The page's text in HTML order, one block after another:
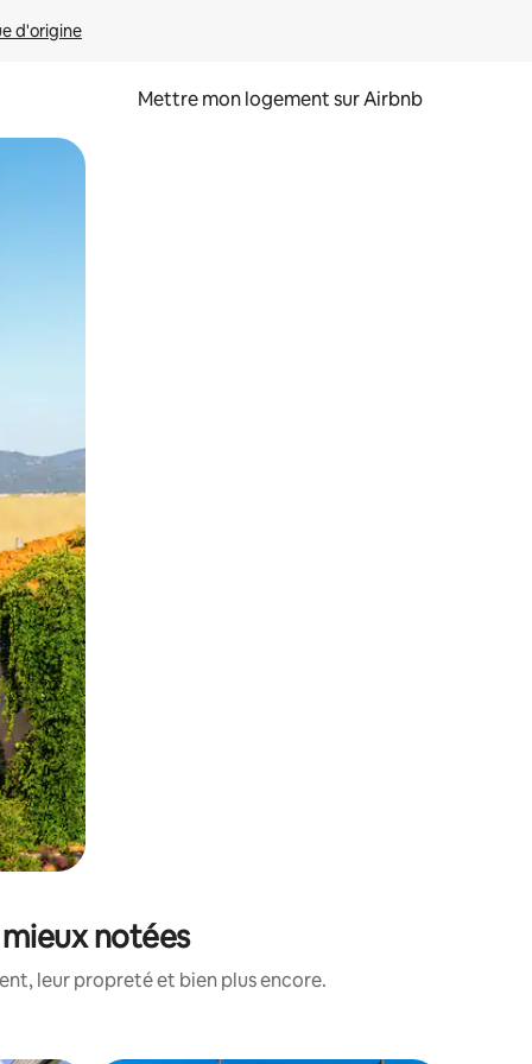
d'origine
Mettre mon logement sur Airbnb
glisser.
notées
leur propreté et bien plus encore.